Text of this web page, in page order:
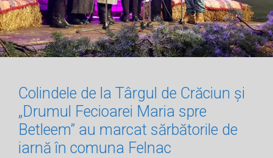
Colindele de la Târgul de Crăciun şi
„Drumul Fecioarei Maria spre
Betleem” au marcat sărbătorile de
iarnă în comuna Felnac